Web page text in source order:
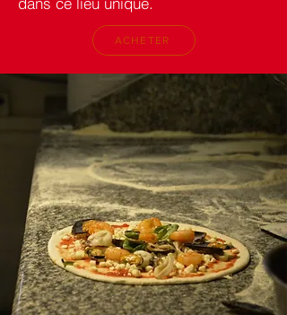
ACHETER